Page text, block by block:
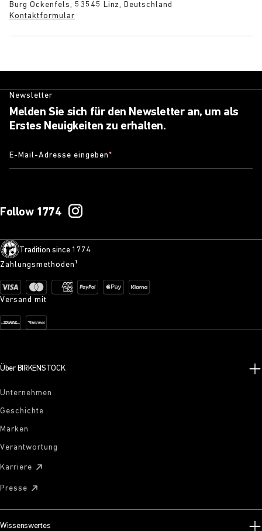
Burg Ockenfels, 53545 Linz, Deutschland
Kontaktformular
Newsletter
Melden Sie sich für den Newsletter an, um als
Erstes Neuigkeiten zu erhalten.
E-Mail-Adresse eingeben*
Follow 1774
Tradition since 1774
Zahlungsmethoden¹
Versand mit
Über BIRKENSTOCK
Unternehmen
Geschichte
Marken
Verantwortung
Karriere
Presse
Wissenswertes